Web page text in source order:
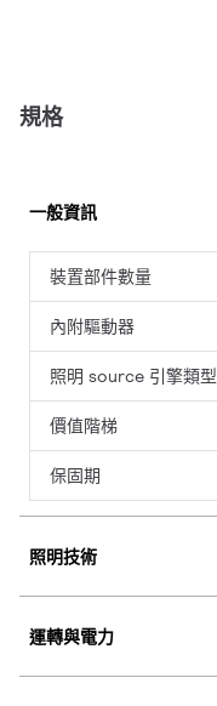
規格
一般資訊
裝置部件數量
內附驅動器
照明 source 引擎類型
價值階梯
保固期
照明技術
運轉與電力